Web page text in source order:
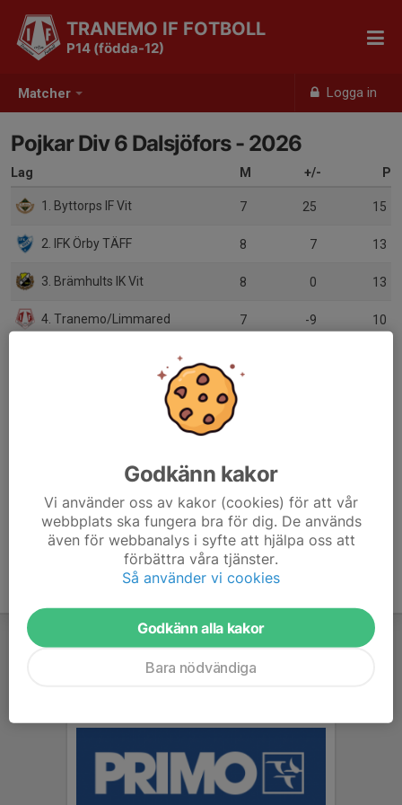
Matcher Logga in
TRANEMO IF FOTBOLL
P14 (födda-12)
Pojkar Div 6 Dalsjöfors - 2026
Lag M +/- P
1. Byttorps IF Vit 7 25 15
2. IFK Örby TÄFF 8 7 13
3. Brämhults IK Vit 8 0 13
4. Tranemo/Limmared 7 -9 10
8. Sandared/Sjömarken Grön 6
9. IF Elfsborg Röd 0 0
Godkänn kakor
Vi använder oss av kakor (cookies) för att vår
webbplats ska fungera bra för dig. De används
även för webbanalys i syfte att hjälpa oss att
förbättra våra tjänster.
Så använder vi cookies
Godkänn alla kakor
Bara nödvändiga